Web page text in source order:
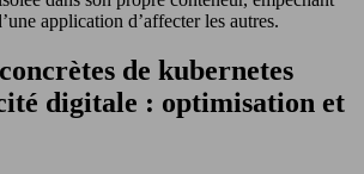
application d’affecter les autres.
de kubernetes
digitale : optimisation et